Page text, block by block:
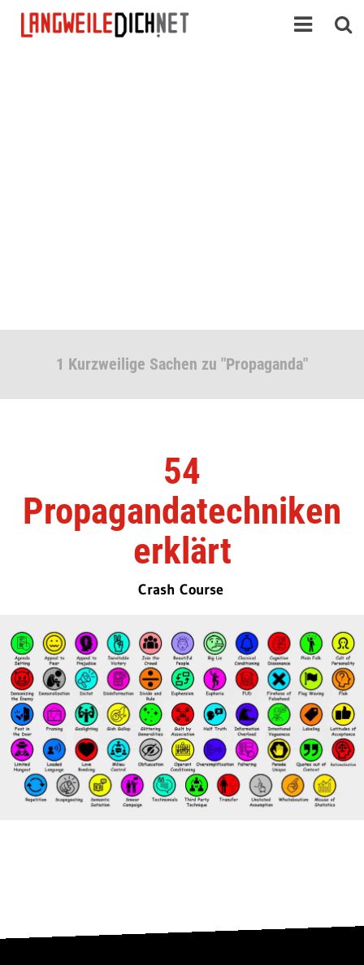
1 Kurzweilige Sachen zu "Propaganda"
54
Propagandatechniken
erklärt
Crash Course